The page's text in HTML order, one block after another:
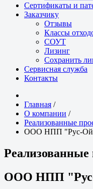
Сертификаты и
Заказчику
Отзывы
Классы
СОУТ
Лизинг
Сохранить
Сервисная служба
Контакты
Главная /
О компании /
Реализованные
ООО НПП "Рус-
ООО НПП